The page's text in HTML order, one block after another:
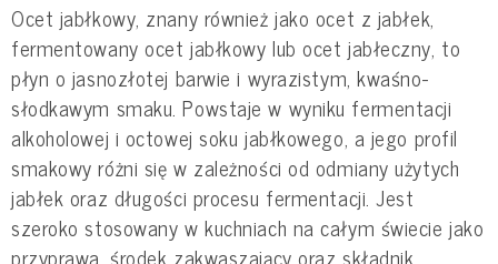
Ocet jabłkowy, znany również jako ocet z jabłek,
fermentowany ocet jabłkowy lub ocet jabłeczny, to
płyn o jasnozłotej barwie i wyrazistym, kwaśno-
słodkawym smaku. Powstaje w wyniku fermentacji
alkoholowej i octowej soku jabłkowego, a jego profil
smakowy różni się w zależności od odmiany użytych
jabłek oraz długości procesu fermentacji. Jest
szeroko stosowany w kuchniach na całym świecie jako